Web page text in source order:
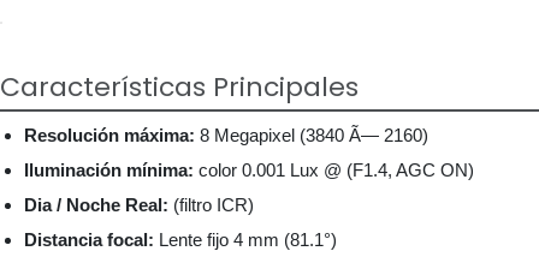
Características Principales
Resolución máxima: 8 Megapixel (3840 Ã— 2160)
Iluminación mínima: color 0.001 Lux @ (F1.4, AGC ON)
Dia / Noche Real: (filtro ICR)
Distancia focal: Lente fijo 4 mm (81.1°)